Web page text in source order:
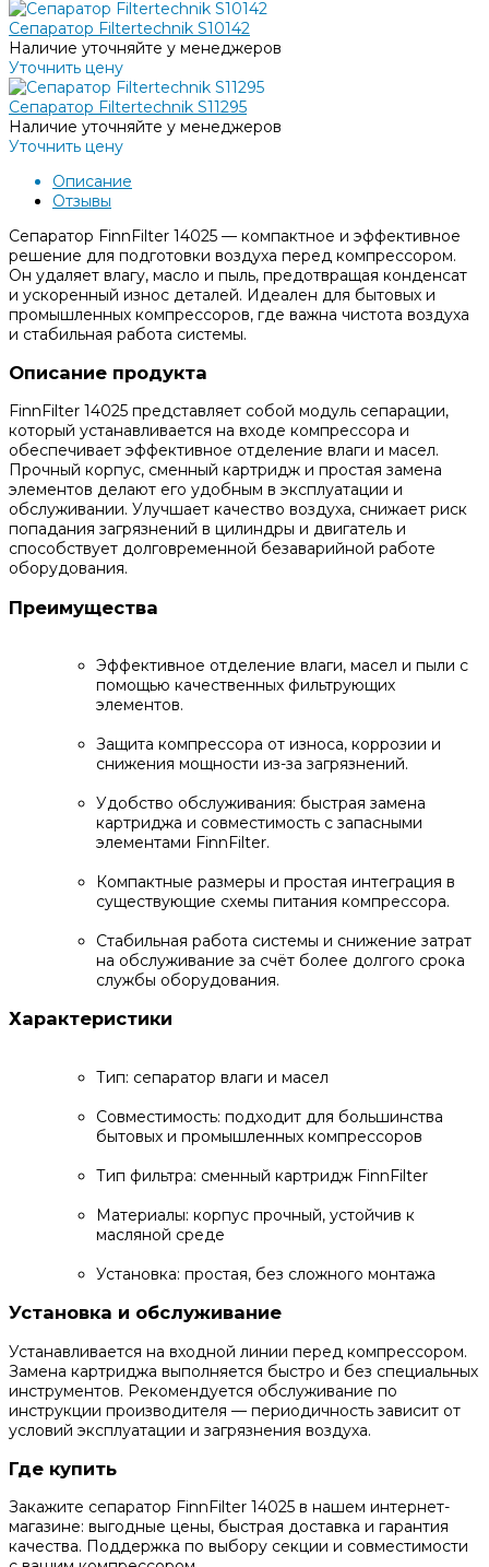
Сепаратор Filtertechnik S10142
Наличие уточняйте у менеджеров
Уточнить цену
Сепаратор Filtertechnik S11295
Наличие уточняйте у менеджеров
Уточнить цену
Описание
Отзывы
Сепаратор FinnFilter 14025 — компактное и эффективное
решение для подготовки воздуха перед компрессором.
Он удаляет влагу, масло и пыль, предотвращая конденсат
и ускоренный износ деталей. Идеален для бытовых и
промышленных компрессоров, где важна чистота воздуха
и стабильная работа системы.
Описание продукта
FinnFilter 14025 представляет собой модуль сепарации,
который устанавливается на входе компрессора и
обеспечивает эффективное отделение влаги и масел.
Прочный корпус, сменный картридж и простая замена
элементов делают его удобным в эксплуатации и
обслуживании. Улучшает качество воздуха, снижает риск
попадания загрязнений в цилиндры и двигатель и
способствует долговременной безаварийной работе
оборудования.
Преимущества
Эффективное отделение влаги, масел и пыли с
помощью качественных фильтрующих
элементов.
Защита компрессора от износа, коррозии и
снижения мощности из-за загрязнений.
Удобство обслуживания: быстрая замена
картриджа и совместимость с запасными
элементами FinnFilter.
Компактные размеры и простая интеграция в
существующие схемы питания компрессора.
Стабильная работа системы и снижение затрат
на обслуживание за счёт более долгого срока
службы оборудования.
Характеристики
Тип: сепаратор влаги и масел
Совместимость: подходит для большинства
бытовых и промышленных компрессоров
Тип фильтра: сменный картридж FinnFilter
Материалы: корпус прочный, устойчив к
масляной среде
Установка: простая, без сложного монтажа
Установка и обслуживание
Устанавливается на входной линии перед компрессором.
Замена картриджа выполняется быстро и без специальных
инструментов. Рекомендуется обслуживание по
инструкции производителя — периодичность зависит от
условий эксплуатации и загрязнения воздуха.
Где купить
Закажите сепаратор FinnFilter 14025 в нашем интернет-
магазине: выгодные цены, быстрая доставка и гарантия
качества. Поддержка по выбору секции и совместимости